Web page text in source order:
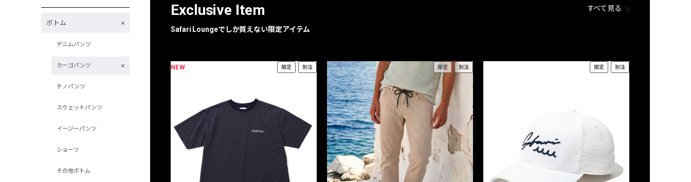
ボトム
デニムパンツ
カーゴパンツ
チノパンツ
スウェットパンツ
イージーパンツ
ショーツ
その他ボトム
Exclusive Item
Safari Loungeでしか買えない限定アイテム
すべて見る
NEW 限定 別注 限定 別注 限定 別注